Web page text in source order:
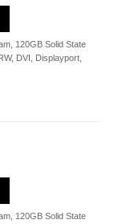
120GB Solid State
DVI, Displayport,
120GB Solid State